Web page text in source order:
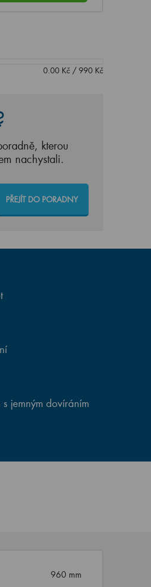
0.00Kč/ 990Kč
kterou
nachystali.
PŘEJÍT DO PORADNY
jemným dovíráním
960 mm